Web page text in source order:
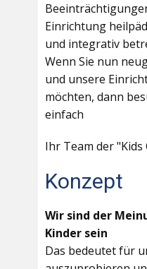
Einrichtung
und integrativ
Wenn Sie nun
und unsere
möchten, dann
einfach
Ihr Team der "Kids
Konzept
Wir sind der
Kinder sein
Das bedeutet für